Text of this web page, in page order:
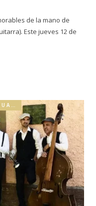
de la mano de
Este jueves 12 de